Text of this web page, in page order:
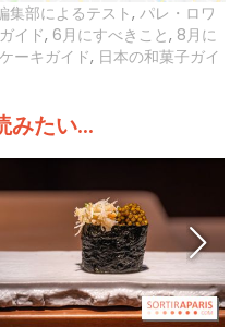
集部によるテスト, パレ・ロワ
イド, 6月にすべきこと, 8月に
ーキガイド, 日本の和菓子ガイ
みたい...